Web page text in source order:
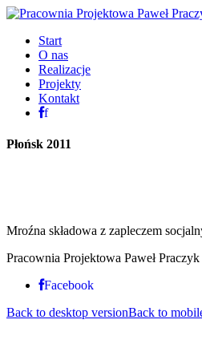
Start
O nas
Realizacje
Projekty
Kontakt
f
Płońsk 2011
Mroźna składowa z zapleczem
Pracownia Projektowa Paweł Praczyk
Facebook
Back to desktop versionBack to